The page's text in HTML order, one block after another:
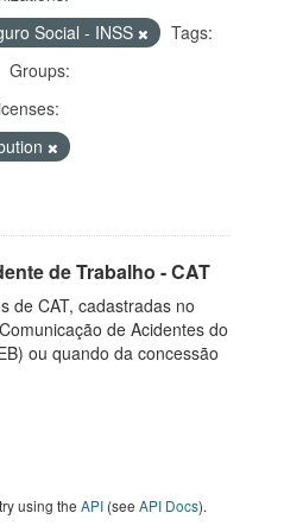
Social - INSS
Tags:
Groups:
de Trabalho - CAT
de CAT, cadastradas no
de Acidentes do
ou quando da concessão
using the API (see API Docs).